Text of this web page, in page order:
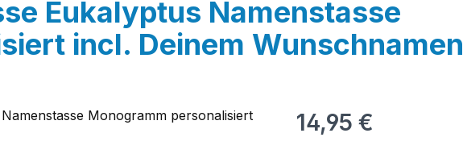
Eukalyptus Namenstasse
incl. Deinem Wunschnamen
Regulärer Preis:
14,95 €